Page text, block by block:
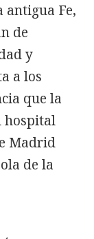
Fe,
de
y
a los
que la
hospital
Madrid
de la